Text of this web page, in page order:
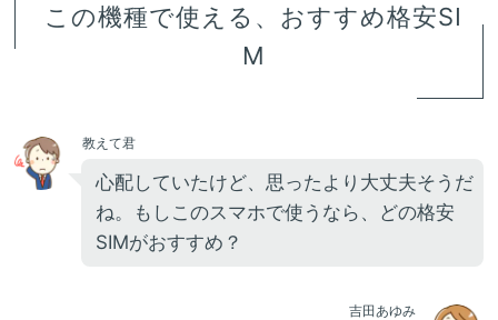
この機種で使える、おすすめ格安SI
M
教えて君
心配していたけど、思ったより大丈夫そうだ
ね。もしこのスマホで使うなら、どの格安
SIMがおすすめ？
吉田あゆみ